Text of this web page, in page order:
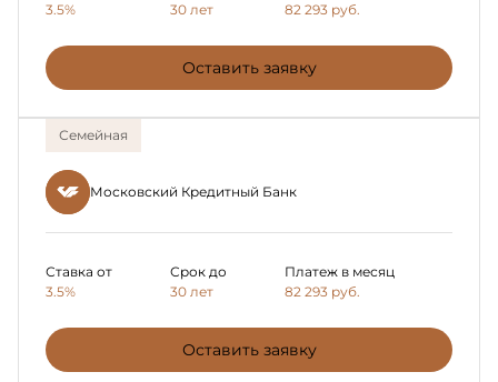
3.5%
30 лет
82 293 руб.
Оставить заявку
Семейная
Московский Кредитный Банк
Ставка от
3.5%
Срок до
30 лет
Платеж в месяц
82 293 руб.
Оставить заявку